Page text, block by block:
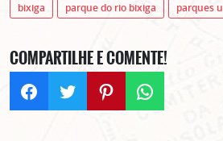
bixiga parque do rio bixiga parques
COMPARTILHE E COMENTE!